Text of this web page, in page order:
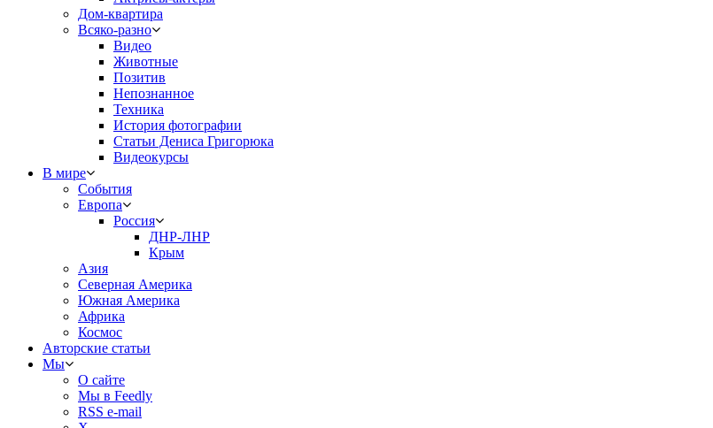
Дом-квартира
Всяко-разно
Видео
Животные
Позитив
Непознанное
Техника
История фотографии
Статьи Дениса Григорюка
Видеокурсы
В мире
События
Европа
Россия
ДНР-ЛНР
Крым
Азия
Северная Америка
Южная Америка
Африка
Космос
Авторские статьи
Мы
О сайте
Мы в Feedly
RSS e-mail